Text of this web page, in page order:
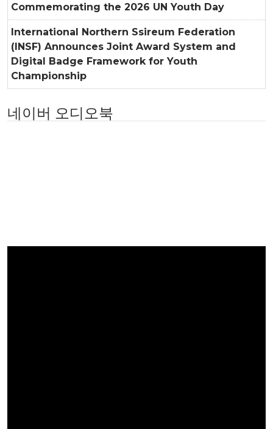
Commemorating the 2026 UN Youth Day
International Northern Ssireum Federation
(INSF) Announces Joint Award System and
Digital Badge Framework for Youth
Championship
네이버 오디오북